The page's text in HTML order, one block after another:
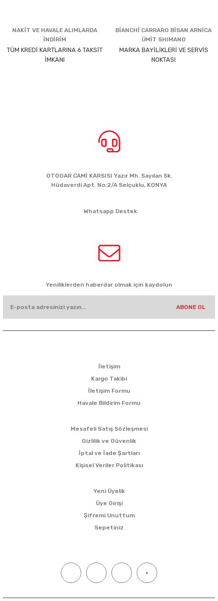
NAKİT VE HAVALE ALIMLARDA
İNDİRİM
TÜM KREDİ KARTLARINA 6 TAKSİT
İMKANI
BİANCHİ CARRARO BİSAN ARNİCA
ÜMİT SHIMANO
MARKA BAYİLİKLERİ VE SERVİS
NOKTASI
OTOGAR CAMİ KARSISI Yazır Mh. Sayılan Sk.
Hüdaverdi Apt. No:2/A Selçuklu, KONYA
Whatsapp Destek
Yeniliklerden haberdar olmak için kaydolun
ABONE OL
İletişim
Kargo Takibi
İletişim Formu
Havale Bildirim Formu
Mesafeli Satış Sözleşmesi
Gizlilik ve Güvenlik
İptal ve İade Şartları
Kişisel Veriler Politikası
Yeni Üyelik
Üye Girişi
Şifremi Unuttum
Sepetiniz